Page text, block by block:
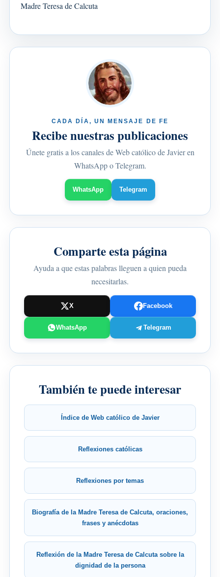
Madre Teresa de Calcuta
CADA DÍA, UN MENSAJE DE FE
Recibe nuestras publicaciones
Únete gratis a los canales de Web católico de Javier en
WhatsApp o Telegram.
WhatsApp Telegram
Comparte esta página
Ayuda a que estas palabras lleguen a quien pueda
necesitarlas.
X Facebook
WhatsApp Telegram
También te puede interesar
Índice de Web católico de Javier
Reflexiones católicas
Reflexiones por temas
Biografía de la Madre Teresa de Calcuta, oraciones,
frases y anécdotas
Reflexión de la Madre Teresa de Calcuta sobre la
dignidad de la persona